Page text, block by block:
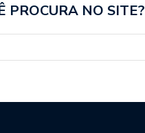
PROCURA NO SITE?